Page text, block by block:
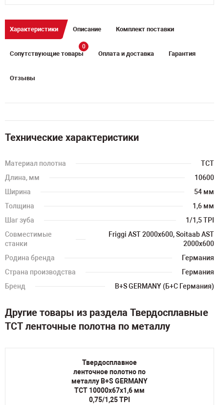
Характеристики Описание Комплект поставки
Сопутствующие товары
0
Оплата и доставка Гарантия
Отзывы
Технические характеристики
Материал полотна
TCT
Длина, мм
10600
Ширина
54 мм
Толщина
1,6 мм
Шаг зуба
1/1,5 TPI
Совместимые
станки
Friggi AST 2000x600, Soitaab AST
2000x600
Родина бренда
Германия
Страна производства
Германия
Бренд
B+S GERMANY (Б+С Германия)
Другие товары из раздела Твердосплавные
TCT ленточные полотна по металлу
Твердосплавное
ленточное полотно по
металлу B+S GERMANY
TCT 10000х67х1,6 мм
0,75/1,25 TPI